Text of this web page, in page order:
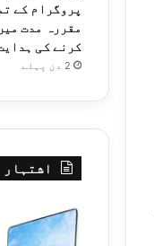
پروگرام کے
مقررہ مدت
کرنے کی
2 دن پہلے
اشتہار